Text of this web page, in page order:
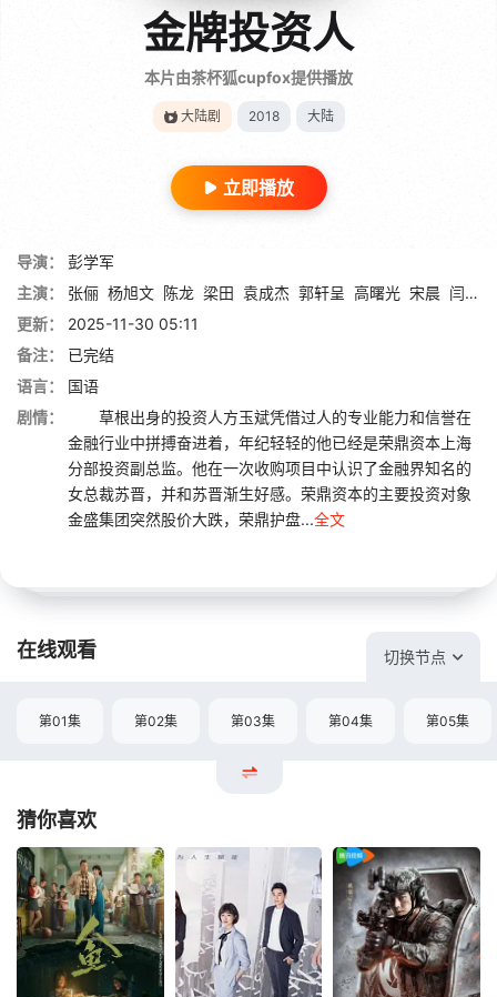
金牌投资人
本片由茶杯狐cupfox提供播放
大陆剧 2018 大陆
立即播放
导演：
彭学军
主演：
张俪 杨旭文 陈龙 梁田 袁成杰 郭轩呈 高曙光 宋晨 闫笑
更新：
2025-11-30 05:11
备注：
已完结
语言：
国语
剧情：
草根出身的投资人方玉斌凭借过人的专业能力和信誉在
金融行业中拼搏奋进着，年纪轻轻的他已经是荣鼎资本上海
分部投资副总监。他在一次收购项目中认识了金融界知名的
女总裁苏晋，并和苏晋渐生好感。荣鼎资本的主要投资对象
金盛集团突然股价大跌，荣鼎护盘...全文
在线观看 切换节点
第01集 第02集 第03集 第04集 第05集
猜你喜欢